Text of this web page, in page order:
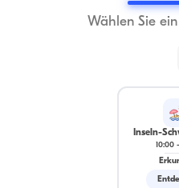
Wählen Sie
Inseln-
10:00-